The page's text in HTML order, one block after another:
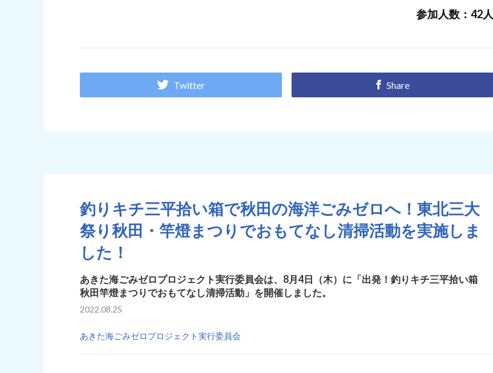
参加人数：42人
Twitter Share
釣りキチ三平拾い箱で秋田の海洋ごみゼロへ！東北三大
祭り秋田・竿燈まつりでおもてなし清掃活動を実施しま
した！
あきた海ごみゼロプロジェクト実行委員会は、8月4日（木）に「出発！釣りキチ三平拾い箱
秋田竿燈まつりでおもてなし清掃活動」を開催しました。
2022.08.25
あきた海ごみゼロプロジェクト実行委員会